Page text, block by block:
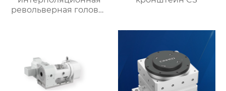
револьверная головка